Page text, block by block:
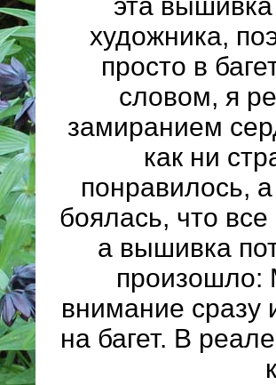
эта
художника,
просто в
словом, я
замиранием
как ни
понравилось,
боялась, что
а вышивка
произошло:
внимание сразу
на багет. В